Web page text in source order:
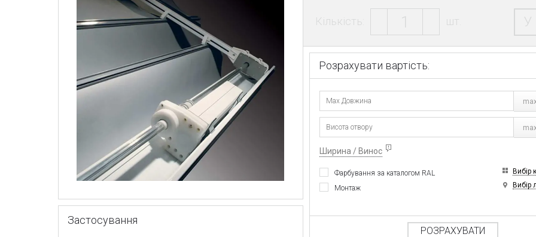
Застосування
Кількість: шт. У
Розрахувати вартість:
Ширина / Винос
Фарбування за каталогом RAL
Монтаж
Вибір
Вибір
РОЗРАХУВАТИ